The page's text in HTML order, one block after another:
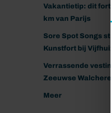
Vakantietip: dit fort
km van Parijs
Sore Spot Songs
Kunstfort bij
Verrassende
Zeeuwse Walcheren
Meer